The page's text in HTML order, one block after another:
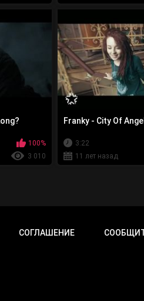
100%
3 010
Franky - City Of
3:22
11 лет назад
СОГЛАШЕНИЕ